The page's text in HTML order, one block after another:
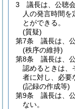
3
議長は、公聴
人の発言時間を
とができる。
(質疑)
第7条
議長は、
(秩序の維持)
第8条
議長は、
認めるときは、
者に対し、必要
(記録の作成等)
第9条
議長は、
ない。